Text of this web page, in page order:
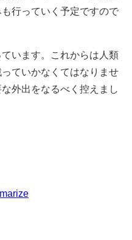
行っていく予定ですので
います。これからは人類
ていかなくてはなりませ
外出をなるべく控えまし